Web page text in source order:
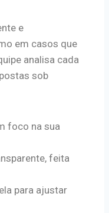
e
em casos que
analisa cada
sob
foco na sua
feita
para ajustar